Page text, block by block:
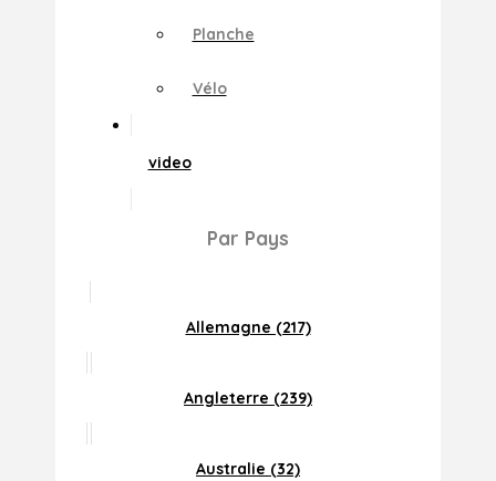
Planche
Vélo
video
Par Pays
Allemagne (217)
Angleterre (239)
Australie (32)